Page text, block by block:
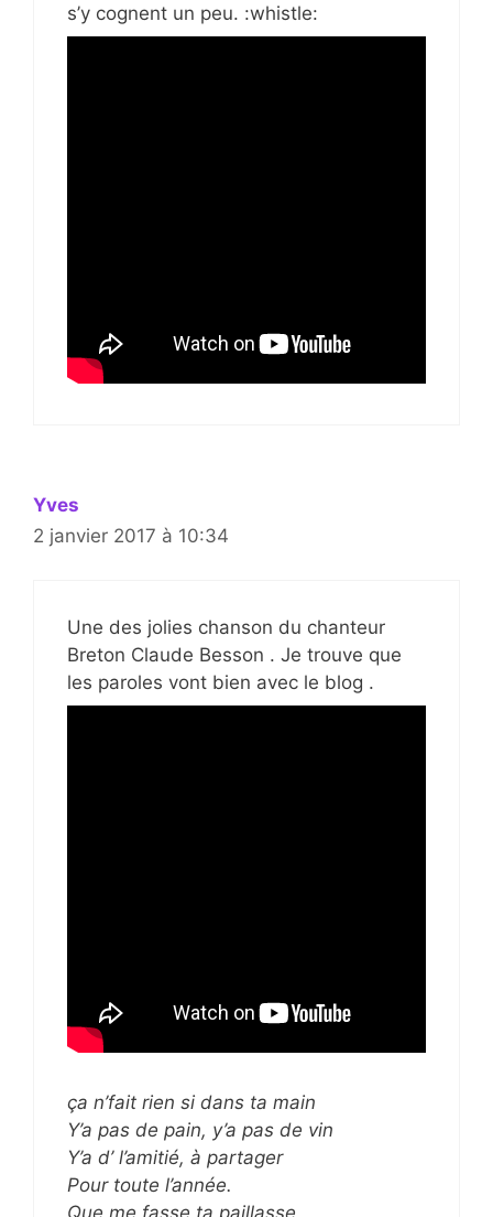
s’y cognent un peu. :whistle:
Yves
2 janvier 2017 à 10:34
Une des jolies chanson du chanteur
Breton Claude Besson . Je trouve que
les paroles vont bien avec le blog .
ça n’fait rien si dans ta main
Y’a pas de pain, y’a pas de vin
Y’a d’ l’amitié, à partager
Pour toute l’année.
Que me fasse ta paillasse